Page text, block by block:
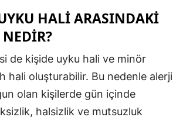
İzmir
Kastamonu
Kayseri
HALI ARASINDAKI
de kişide uyku hali ve minör
hali oluşturabilir. Bu nedenle alerji
olan kişilerde gün içinde
halsizlik ve mutsuzluk